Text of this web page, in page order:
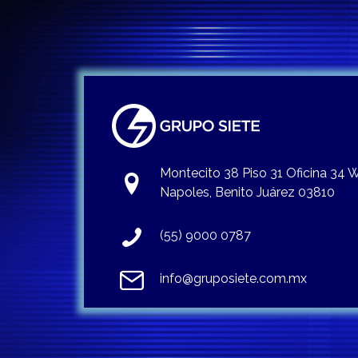
Montecito 38 Piso 31 Oficina 34
Napoles, Benito Juárez 03810
(55) 9000 0787
info@gruposiete.com.mx